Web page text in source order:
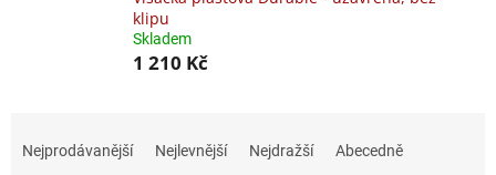
klipu
Skladem
1 210 Kč
Nejprodávanější Nejlevnější Nejdražší Abecedně